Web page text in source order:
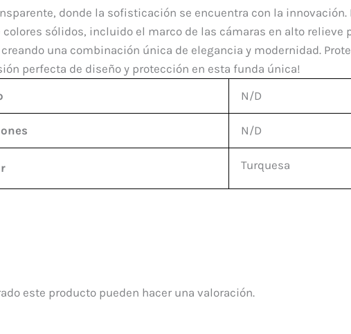
donde la sofisticación se encuentra con la innovación.
sólidos, incluido el marco de las cámaras en alto
una combinación única de elegancia y modernidad.
perfecta de diseño y protección en esta funda única!
N/D
N/D
Turquesa
este producto pueden hacer una valoración.